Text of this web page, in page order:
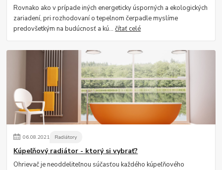
Rovnako ako v prípade iných energeticky úsporných a ekologických
zariadení, pri rozhodovaní o tepelnom čerpadle myslíme
predovšetkým na budúcnosť a kú...čítať celé
06.08.2021 Radiátory
Kúpeľňový radiátor - ktorý si vybrať?
Ohrievač je neoddeliteľnou súčasťou každého kúpeľňového